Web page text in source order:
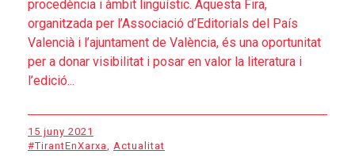
procedència i àmbit lingüístic. Aquesta Fira,
organitzada per l’Associació d’Editorials del País
Valencià i l’ajuntament de València, és una oportunitat
per a donar visibilitat i posar en valor la literatura i
l’edició...
15 juny 2021
#TirantEnXarxa
Actualitat